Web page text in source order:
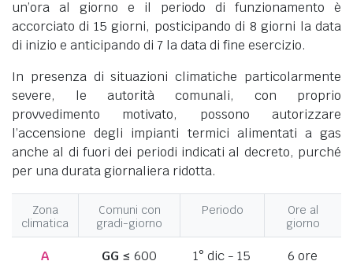
un’ora al giorno e il periodo di funzionamento è
accorciato di 15 giorni, posticipando di 8 giorni la data
di inizio e anticipando di 7 la data di fine esercizio.
In presenza di situazioni climatiche particolarmente
severe, le autorità comunali, con proprio
provvedimento motivato, possono autorizzare
l’accensione degli impianti termici alimentati a gas
anche al di fuori dei periodi indicati al decreto, purché
per una durata giornaliera ridotta.
Zona
climatica
Comuni con
gradi-giorno
Periodo
Ore al
giorno
A GG ≤ 600
1° dic - 15
6 ore